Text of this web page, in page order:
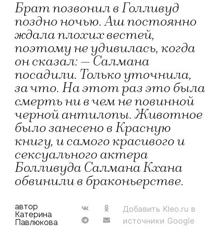
Брат позвонил в Голливуд
поздно ночью. Аш постоянно
ждала плохих вестей,
поэтому не удивилась, когда
он сказал: — Салмана
посадили. Только уточнила,
за что. На этот раз это была
смерть ни в чем не повинной
черной антилопы. Животное
было занесено в Красную
книгу, и самого красивого и
сексуального актера
Болливуда Салмана Кхана
обвинили в браконьерстве.
автор
Катерина
Павлюкова
Добавить Kleo.ru в
источники Google